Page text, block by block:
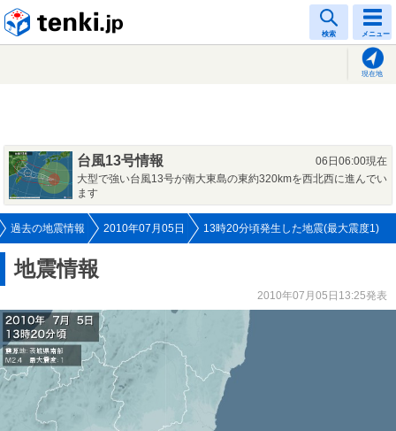
検索 メニュー
現在地
台風13号情報
06日06:00現在
大型で強い台風13号が南大東島の東約320kmを西北西に進んでい
ます
過去の地震情報 2010年07月05日 13時20分頃発生した地震(最大震度1)
地震情報
2010年07月05日13:25発表